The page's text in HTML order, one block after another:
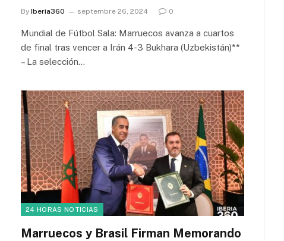
By Iberia360 septembre 26, 2024 0
Mundial de Fútbol Sala: Marruecos avanza a cuartos
de final tras vencer a Irán 4-3 Bukhara (Uzbekistán)**
– La selección…
24 HORAS NOTICIAS
Marruecos y Brasil Firman Memorando